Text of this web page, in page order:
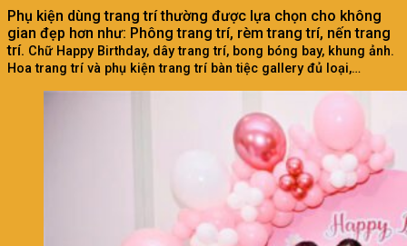
Phụ kiện dùng trang trí thường được lựa chọn cho không
gian đẹp hơn như: Phông trang trí, rèm trang trí, nến trang
trí. Chữ Happy Birthday, dây trang trí, bong bóng bay, khung ảnh.
Hoa trang trí và phụ kiện trang trí bàn tiệc gallery đủ loại,…